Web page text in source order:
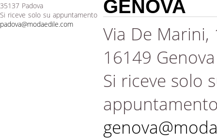
35137 Padova
Si riceve solo su appuntamento
padova@modaedile.com
GENOVA
Via De Marini,
16149 Genova
Si riceve solo